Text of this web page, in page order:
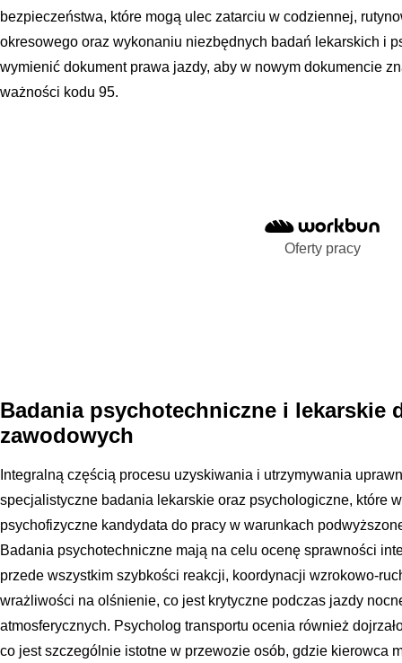
bezpieczeństwa, które mogą ulec zatarciu w codziennej,
okresowego oraz wykonaniu niezbędnych badań lekarskich i
wymienić dokument prawa jazdy, aby w nowym dokumencie
ważności kodu 95.
Oferty pracy
Badania psychotechniczne i lekarskie
zawodowych
Integralną częścią procesu uzyskiwania i utrzymywania
specjalistyczne badania lekarskie oraz psychologiczne, które
psychofizyczne kandydata do pracy w warunkach
Badania psychotechniczne mają na celu ocenę sprawności
przede wszystkim szybkości reakcji, koordynacji wzrokowo-
wrażliwości na olśnienie, co jest krytyczne podczas jazdy
atmosferycznych. Psycholog transportu ocenia również
co jest szczególnie istotne w przewozie osób, gdzie kierowca